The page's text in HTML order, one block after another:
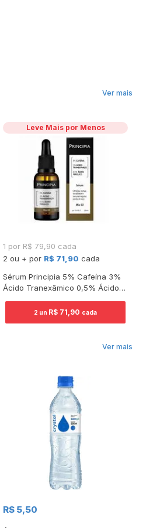
Ver mais
Leve Mais por Menos
1 por R$ 79,90 cada
2 ou + por R$ 71,90 cada
Sérum Principia 5% Cafeína 3%
Ácido Tranexâmico 0,5% Ácido
Ferúlico 30ml
2 un R$ 71,90 cada
Ver mais
R$ 5,50